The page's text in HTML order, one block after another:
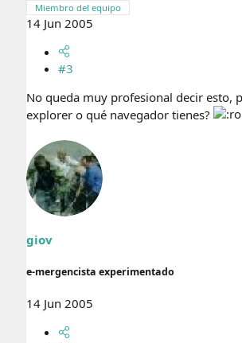
Miembro del equipo
14 Jun 2005
#3
No queda muy profesional decir esto,
explorer o qué navegador tienes?
giov
e-mergencista experimentado
14 Jun 2005